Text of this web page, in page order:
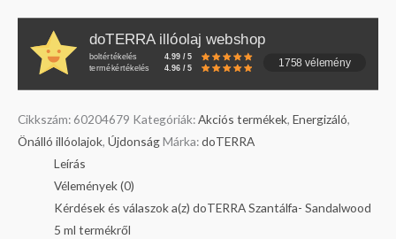
doTERRA illóolaj webshop
boltértékelés 4.99 / 5
termékértékelés 4.96 / 5 1758 vélemény
Cikkszám: 60204679 Kategóriák:Akciós termékek, Energizáló,
Önálló illóolajok, ÚjdonságMárka:doTERRA
Leírás
Vélemények (0)
Kérdések és válaszok a(z) doTERRA Szantálfa- Sandalwood
5 ml termékről